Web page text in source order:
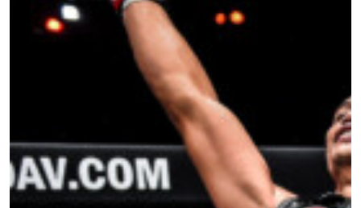
इवेंट
STAY IN THE KNOW
Take ONE Championship wherever you go! Sign up now
to gain access to latest news, unlock special offers
and get first access to the best seats to our live
नाम